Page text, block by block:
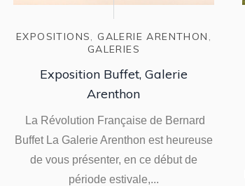
EXPOSITIONS, GALERIE ARENTHON ,
GALERIES
Exposition Buffet, Galerie
Arenthon
La Révolution Française de Bernard
Buffet La Galerie Arenthon est heureuse
de vous présenter, en ce début de
période estivale,...